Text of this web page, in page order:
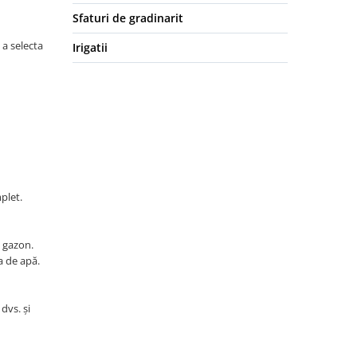
selecta
de apă.
și
Sfaturi de gradinarit
Irigatii